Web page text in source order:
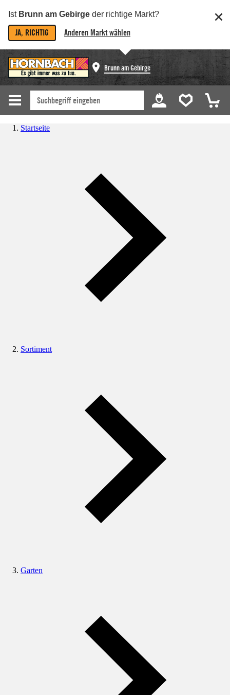
Ist Brunn am Gebirge der richtige Markt?
JA, RICHTIG Anderen Markt wählen
Brunn am Gebirge
Startseite
Sortiment
Garten